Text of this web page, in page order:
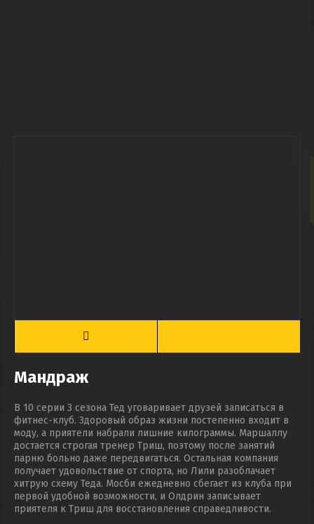
Мандраж
В 10 серии 3 сезона Тед уговаривает друзей записаться в
фитнес-клуб. Здоровый образ жизни постепенно входит в
моду, а приятели набрали лишние килограммы. Маршаллу
достается строгая тренер Триш, поэтому после занятий
парню больно даже передвигаться. Остальная компания
получает удовольствие от спорта, но Лили разоблачает
хитрую схему Теда. Мосби ежедневно сбегает из клуба при
первой удобной возможности, и Олдрин записывает
приятеля к Триш для восстановления справедливости.